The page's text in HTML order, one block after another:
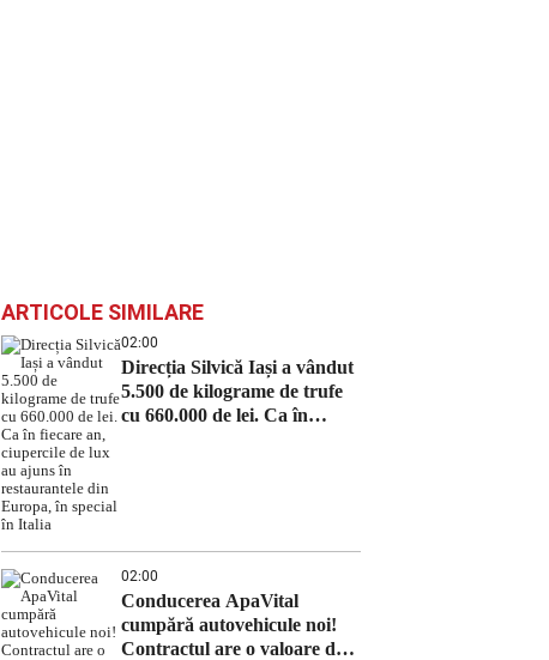
ARTICOLE SIMILARE
02:00
Direcția Silvică Iași a vândut
5.500 de kilograme de trufe
cu 660.000 de lei. Ca în
02:00
Conducerea ApaVital
cumpără autovehicule noi!
Contractul are o valoare de